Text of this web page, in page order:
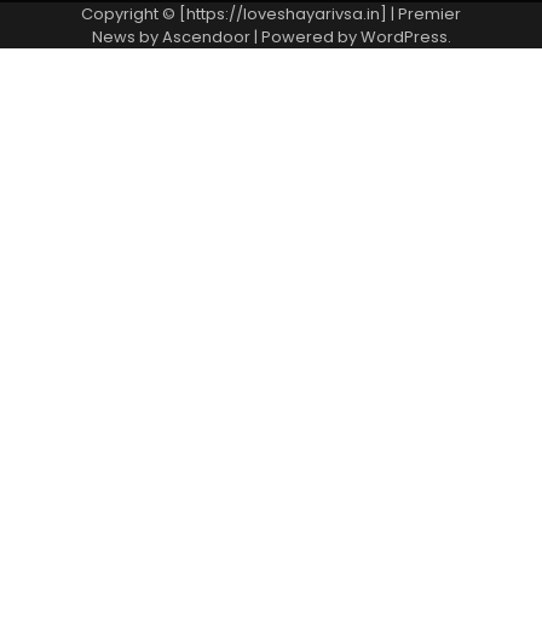
Copyright © [https://loveshayarivsa.in] | Premier
News byAscendoor| Powered byWordPress.